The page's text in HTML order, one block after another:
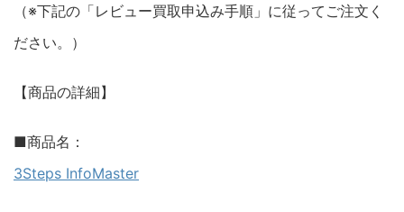
（※下記の「レビュー買取申込み手順」に従ってご注文く
ださい。）
【商品の詳細】
■商品名：
3Steps InfoMaster